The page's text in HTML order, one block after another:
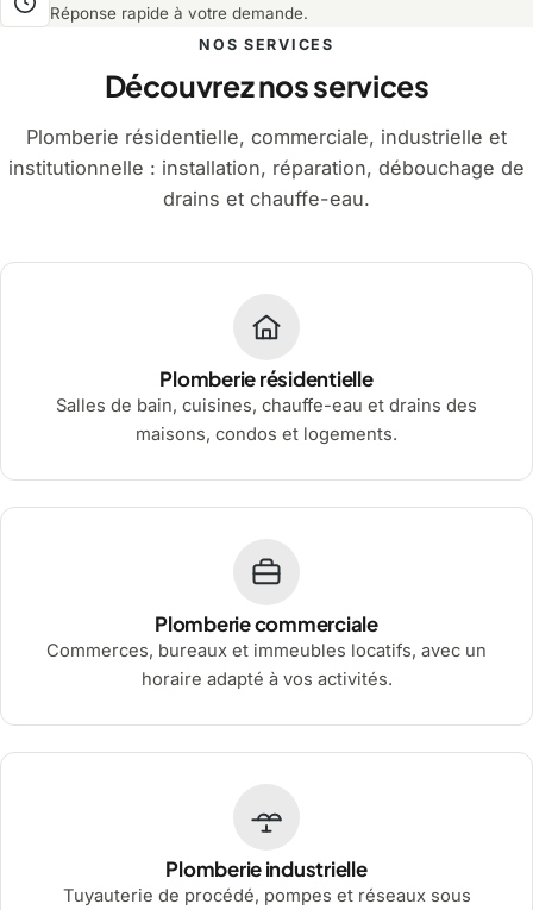
Réponse rapide à votre demande.
NOS SERVICES
Découvrez nos services
Plomberie résidentielle, commerciale, industrielle et
institutionnelle : installation, réparation, débouchage de
drains et chauffe-eau.
Plomberie résidentielle
Salles de bain, cuisines, chauffe-eau et drains des
maisons, condos et logements.
Plomberie commerciale
Commerces, bureaux et immeubles locatifs, avec un
horaire adapté à vos activités.
Plomberie industrielle
Tuyauterie de procédé, pompes et réseaux sous